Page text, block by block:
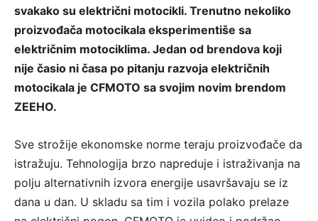
svakako su električni motocikli. Trenutno nekoliko
proizvođača motocikala eksperimentiše sa
električnim motociklima. Jedan od brendova koji
nije časio ni časa po pitanju razvoja električnih
motocikala je CFMOTO sa svojim novim brendom
ZEEHO.
Sve strožije ekonomske norme teraju proizvođače da
istražuju. Tehnologija brzo napreduje i istraživanja na
polju alternativnih izvora energije usavršavaju se iz
dana u dan. U skladu sa tim i vozila polako prelaze